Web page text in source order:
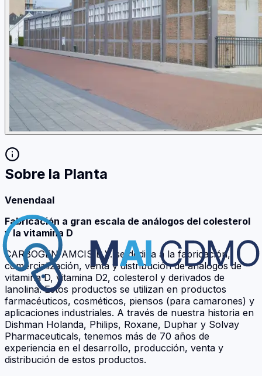
Sobre la Planta
Venendaal
Fabricación a gran escala de análogos del colesterol
y la vitamina D
CARBOGEN AMCIS B.V. se dedica a la fabricación,
comercialización, venta y distribución de análogos de
vitamina D, vitamina D2, colesterol y derivados de
lanolina. Estos productos se utilizan en productos
farmacéuticos, cosméticos, piensos (para camarones) y
aplicaciones industriales. A través de nuestra historia en
Dishman Holanda, Philips, Roxane, Duphar y Solvay
Pharmaceuticals, tenemos más de 70 años de
experiencia en el desarrollo, producción, venta y
distribución de estos productos.